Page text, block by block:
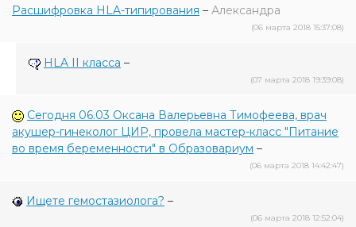
Расшифровка HLA-типирования – Александра
(06 марта 2018 15:37:08)
HLA II класса –
(07 марта 2018 19:39:08)
Сегодня 06.03 Оксана Валерьевна Тимофеева, врач
акушер-гинеколог ЦИР, провела мастер-класс "Питание
во время беременности" в Образовариум –
(06 марта 2018 14:42:47)
Ищете гемостазиолога? –
(06 марта 2018 12:52:04)